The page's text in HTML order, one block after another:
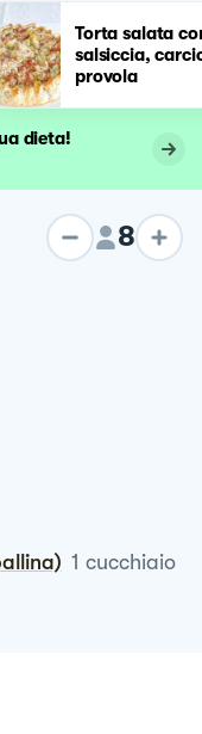
Torta salata
salsiccia,
provola
dieta!
8
1 cucchiaio